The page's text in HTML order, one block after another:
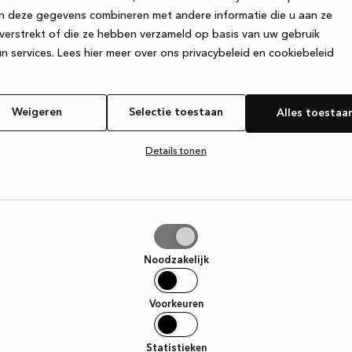
deze gegevens combineren met andere informatie die u aan ze
of die ze hebben verzameld op basis van uw gebruik
services. Lees hier meer over ons privacybeleid en cookiebeleid
Weigeren Selectie toestaan Alles
Details tonen
Noodzakelijk
Voorkeuren
Statistieken
has occurred while loadingwww.kvik.be (see the